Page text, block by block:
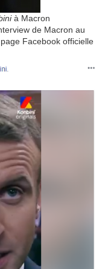
à Macron
de Macron au
Facebook officielle